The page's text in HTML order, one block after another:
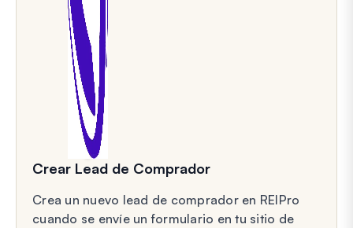
Crear Lead de Comprador
Crea un nuevo lead de comprador en REIPro
cuando se envíe un formulario en tu sitio de